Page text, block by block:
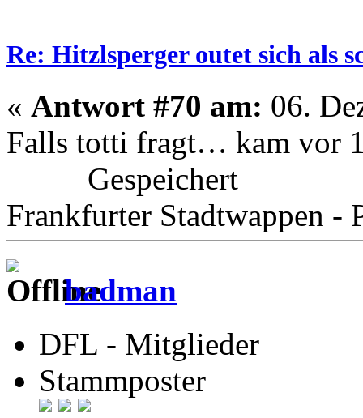
Re: Hitzlsperger outet sich als
« Antwort #70 am: 06.
Falls totti fragt… kam vor
Gespeichert
Frankfurter Stadtwappen -
badman
DFL - Mitglieder
Stammposter